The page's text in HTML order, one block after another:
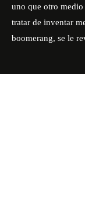
uno que otro
tratar de inventar
boomerang, se le